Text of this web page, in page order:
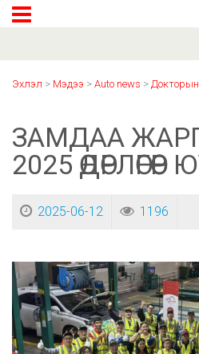
Эхлэл > Мэдээ > Auto news >
ЗАМДАА
2025
2025-06-12 1196